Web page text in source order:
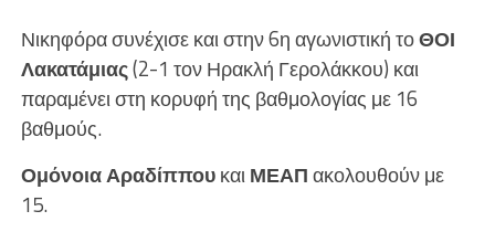
Νικηφόρα συνέχισε και στην 6η αγωνιστική τοΘΟΙ
Λακατάμιας(2-1 τον Ηρακλή Γερολάκκου) και
παραμένει στη κορυφή της βαθμολογίας με 16
βαθμούς.
Ομόνοια ΑραδίππουκαιΜΕΑΠακολουθούν με
15.